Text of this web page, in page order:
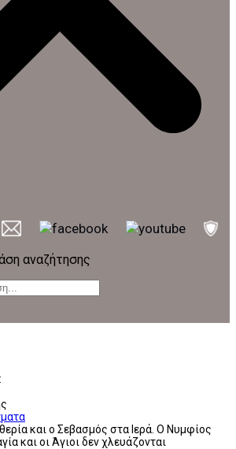
αναζήτησης
και ο Σεβασμός στα Ιερά. Ο Νυμφίος
και οι Άγιοι δεν χλευάζονται